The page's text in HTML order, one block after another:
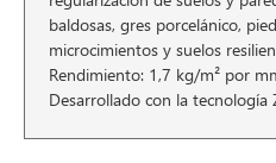
baldosas, gres porcelánico,
microcimientos y suelos
Rendimiento: 1,7 kg/m² por
Desarrollado con la